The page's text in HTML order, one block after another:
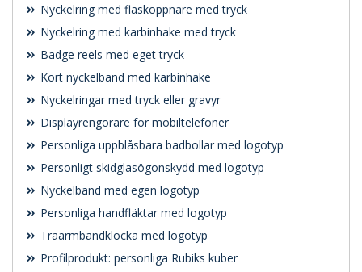
Nyckelring med flasköppnare med tryck
Nyckelring med karbinhake med tryck
Badge reels med eget tryck
Kort nyckelband med karbinhake
Nyckelringar med tryck eller gravyr
Displayrengörare för mobiltelefoner
Personliga uppblåsbara badbollar med logotyp
Personligt skidglasögonskydd med logotyp
Nyckelband med egen logotyp
Personliga handfläktar med logotyp
Träarmbandklocka med logotyp
Profilprodukt: personliga Rubiks kuber